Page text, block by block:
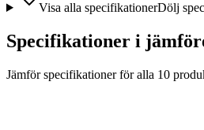
Visa alla specifikationerDölj
Specifikationer i
Jämför specifikationer för alla 10